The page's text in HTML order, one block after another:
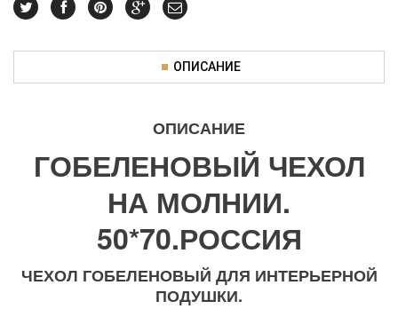
ОПИСАНИЕ
ОПИСАНИЕ
ГОБЕЛЕНОВЫЙ ЧЕХОЛ
НА МОЛНИИ.
50*70.РОССИЯ
ЧЕХОЛ ГОБЕЛЕНОВЫЙ ДЛЯ ИНТЕРЬЕРНОЙ
ПОДУШКИ.